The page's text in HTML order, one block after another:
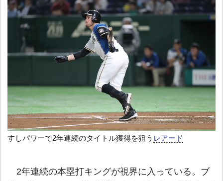
すしパワーで2年連続のタイトル獲得を狙う レアード
2年連続の本塁打キングが視界に入っている。ブ